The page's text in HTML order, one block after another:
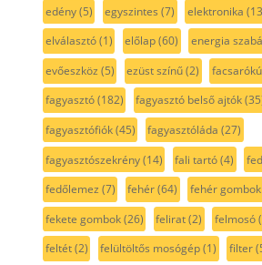
edény(5) egyszintes (7) elektronika
elválasztó(1) előlap(60) energia
evőeszköz (5) ezüst színű(2)
fagyasztó(182) fagyasztó belső ajtók
fagyasztófiók(45) fagyasztóláda (27)
fagyasztószekrény(14) fali tartó(4)
fedőlemez (7) fehér(64) fehér gombok
fekete gombok(26) felirat(2) felmosó
feltét(2) felültöltős mosógép(1) filter